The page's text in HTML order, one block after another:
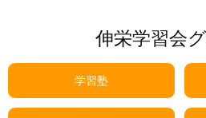
伸栄学習会
学習塾